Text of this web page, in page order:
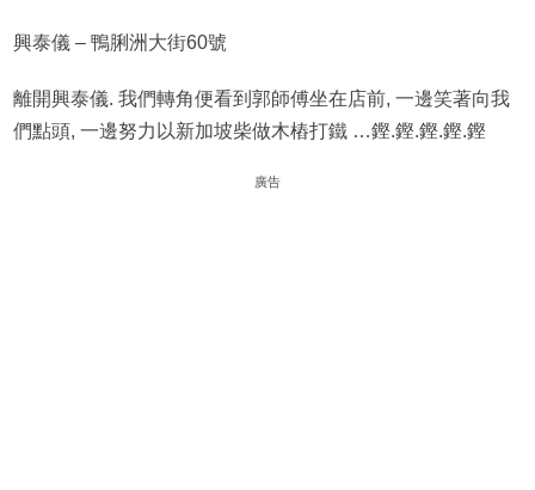
興泰儀 – 鴨脷洲大街60號
離開興泰儀. 我們轉角便看到郭師傅坐在店前, 一邊笑著向我
們點頭, 一邊努力以新加坡柴做木樁打鐵 …鏗.鏗.鏗.鏗.鏗
廣告